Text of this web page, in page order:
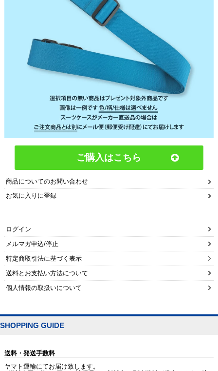
ご購入はこちら
商品についてのお問い合わせ
お気に入りに登録
ログイン
メルマガ申込/停止
特定商取引法に基づく表示
送料とお支払い方法について
個人情報の取扱いについて
SHOPPING GUIDE
送料・発送手数料
ヤマト運輸にてお届け致します。